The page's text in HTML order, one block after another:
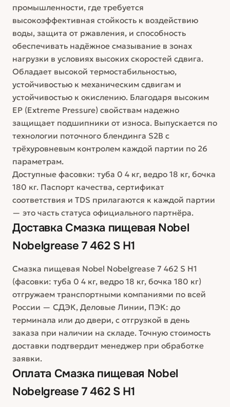
промышленности, где требуется
высокоэффективная стойкость к воздействию
воды, защита от ржавления, и способность
обеспечивать надёжное смазывание в зонах
нагрузки в условиях высоких скоростей сдвига.
Обладает высокой термостабильностью,
устойчивостью к механическим сдвигам и
устойчивостью к окислению. Благодаря высоким
EP (Extreme Pressure) свойствам надежно
защищает подшипники от износа. Выпускается по
технологии поточного блендинга S2B с
трёхуровневым контролем каждой партии по 26
параметрам.
Доступные фасовки: туба 0 4 кг, ведро 18 кг, бочка
180 кг. Паспорт качества, сертификат
соответствия и TDS прилагаются к каждой партии
— это часть статуса официального партнёра.
Доставка Смазка пищевая Nobel
Nobelgrease 7 462 S H1
Смазка пищевая Nobel Nobelgrease 7 462 S H1
(фасовки: туба 0 4 кг, ведро 18 кг, бочка 180 кг)
отгружаем транспортными компаниями по всей
России — СДЭК, Деловые Линии, ПЭК: до
терминала или до двери, с отгрузкой в день
заказа при наличии на складе. Точную стоимость
доставки подтвердит менеджер при обработке
заявки.
Оплата Смазка пищевая Nobel
Nobelgrease 7 462 S H1